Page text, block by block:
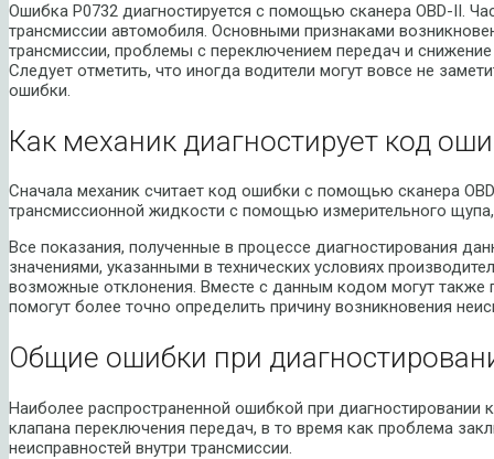
Ошибка P0732 диагностируется с помощью сканера OBD-II.
трансмиссии автомобиля. Основными признаками
трансмиссии, проблемы с переключением передач и
Следует отметить, что иногда водители могут вовсе не
ошибки.
Как механик диагностирует код
Сначала механик считает код ошибки с помощью сканера
трансмиссионной жидкости с помощью измерительного
Все показания, полученные в процессе диагностирования
значениями, указанными в технических условиях
возможные отклонения. Вместе с данным кодом могут также
помогут более точно определить причину возникновения
Общие ошибки при
Наиболее распространенной ошибкой при диагностировании
клапана переключения передач, в то время как проблема
неисправностей внутри трансмиссии.